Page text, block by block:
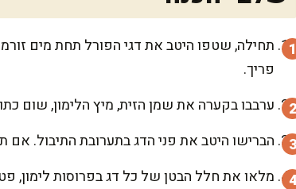
תחילה, שטפו היטב את דגי הפורל תחת מים
פריך.
ערבבו בקערה את שמן הזית, מיץ הלימון, שום
הברישו היטב את פני הדג בתערובת התיבול.
מלאו את חלל הבטן של כל דג בפרוסות לימון,